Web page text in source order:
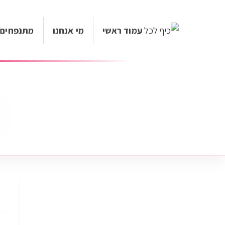
עמוד ראשי מי אנחנו